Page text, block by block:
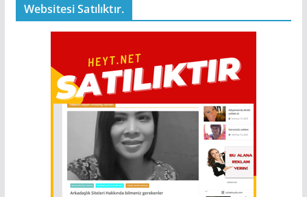
Websitesi Satılıktır.